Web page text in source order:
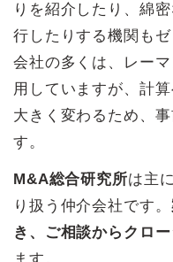
りを紹介したり、綿
行したりする機関も
会社の多くは、レー
用していますが、計
大きく変わるため、
す。
M&A総合研究所は主
り扱う仲介会社です。
き、ご相談からクロ